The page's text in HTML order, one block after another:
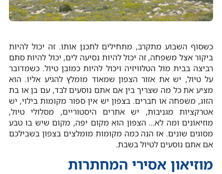
כשסוף השבוע מתקרב, מתחילים לתכנן אותו. זה יכול להיות
ביקור אצל משפחה, זה יכול להיות נסיעה לים, יכול להיות סתם
רביצה בבית מול הטלוויזיה ויכול להיות כמובן טיול. כשמדובר
על טיול, יש את אזור הצפון שמאוד מומלץ להגיע אליו. הוא
מציע את כל מה שצריך בין אם אתם נוסעים לבד, עם בן או בת
הזוג, משפחה או חברים. בצפון יש אין ספור מקומות בילוי, יש
אטרקציות מגניבות, יש אתרים היסטוריים, מסלולי טיול,
מוזיאונים ומה לא… הצפון הוא מקום יפה, מקום שיש בו טבע
מסוגים שונים. אז הנה כמה מקומות מומלצים בצפון בשבילכם
אם אתם נוסעים לטיול בשבת.
מוזיאון אסירי המחתרות